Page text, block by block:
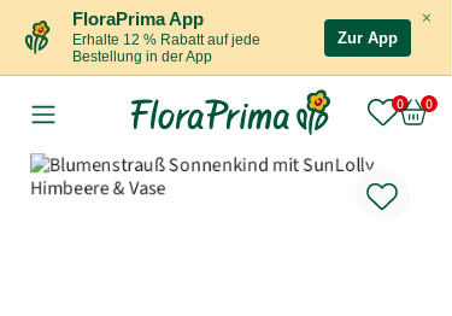
×
FloraPrima App
Erhalte 12 % Rabatt auf jede
Bestellung in der App
Zur App